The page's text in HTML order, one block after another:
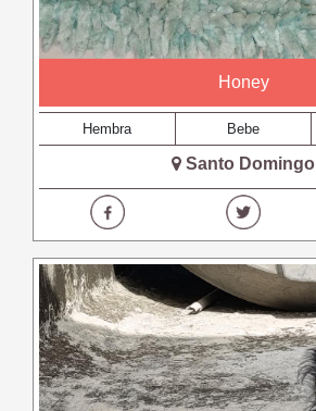
Honey
Hembra Bebe
Santo Domingo